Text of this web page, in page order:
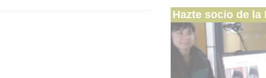
Hazte socio de la